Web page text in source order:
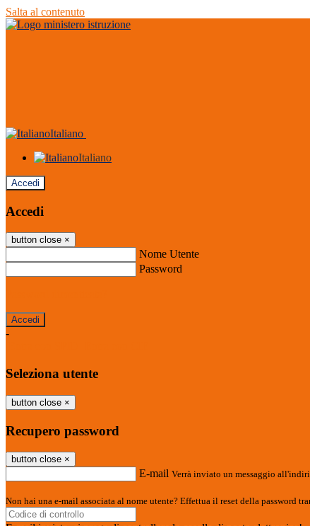
Salta al contenuto
Italiano
Italiano
Accedi
Accedi
button close ×
Nome Utente
Password
-
Seleziona utente
button close ×
Recupero password
button close ×
E-mail Verrà inviato un messaggio
Non hai una e-mail associata al nome utente? Effettua il reset della password